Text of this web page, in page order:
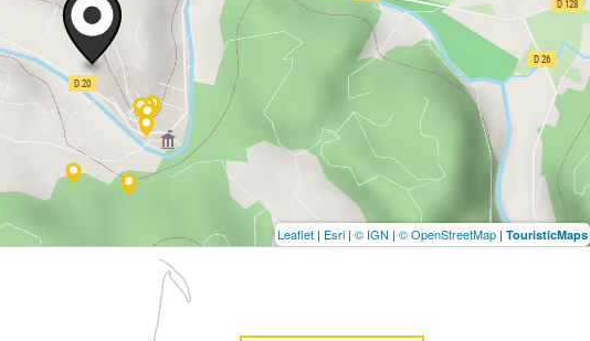
Leaflet | Esri | © IGN | © OpenStreetMap | TouristicMaps